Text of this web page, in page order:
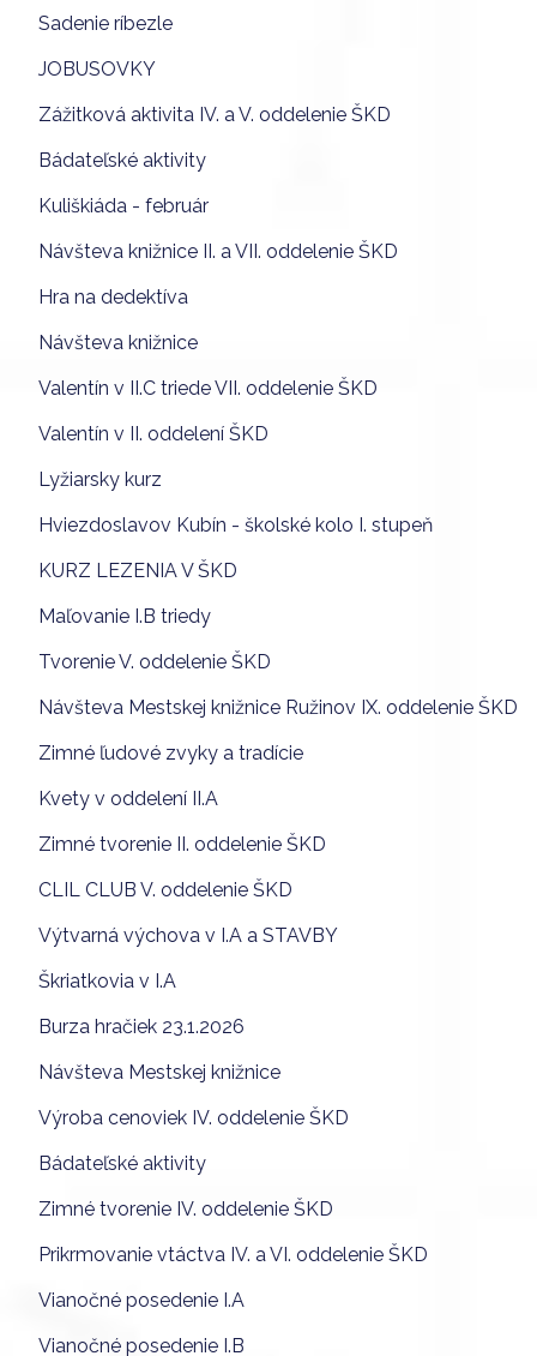
Sadenie ríbezle
JOBUSOVKY
Zážitková aktivita IV. a V. oddelenie ŠKD
Bádateľské aktivity
Kuliškiáda - február
Návšteva knižnice II. a VII. oddelenie ŠKD
Hra na dedektíva
Návšteva knižnice
Valentín v II.C triede VII. oddelenie ŠKD
Valentín v II. oddelení ŠKD
Lyžiarsky kurz
Hviezdoslavov Kubín - školské kolo I. stupeň
KURZ LEZENIA V ŠKD
Maľovanie I.B triedy
Tvorenie V. oddelenie ŠKD
Návšteva Mestskej knižnice Ružinov IX. oddelenie ŠKD
Zimné ľudové zvyky a tradície
Kvety v oddelení II.A
Zimné tvorenie II. oddelenie ŠKD
CLIL CLUB V. oddelenie ŠKD
Výtvarná výchova v I.A a STAVBY
Škriatkovia v I.A
Burza hračiek 23.1.2026
Návšteva Mestskej knižnice
Výroba cenoviek IV. oddelenie ŠKD
Bádateľské aktivity
Zimné tvorenie IV. oddelenie ŠKD
Prikrmovanie vtáctva IV. a VI. oddelenie ŠKD
Vianočné posedenie I.A
Vianočné posedenie I.B